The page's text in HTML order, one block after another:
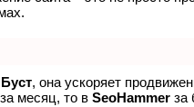
Буст, она ускоряет
месяц, то в SeoHammer за